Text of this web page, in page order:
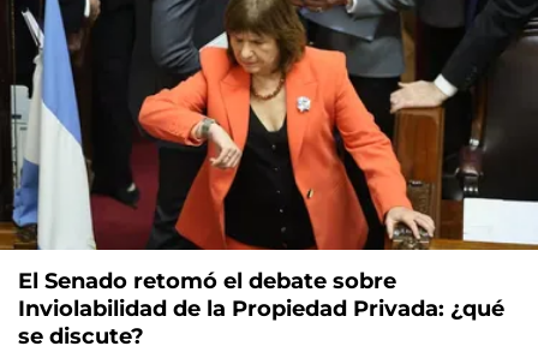
El Senado retomó el debate sobre
Inviolabilidad de la Propiedad Privada: ¿qué
se discute?